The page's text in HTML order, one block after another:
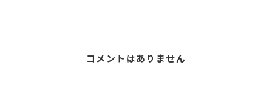
コメントはありません